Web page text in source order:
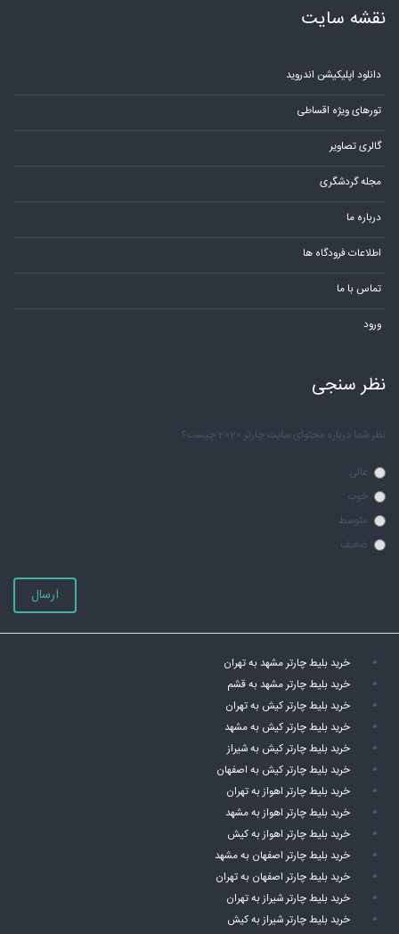
نقشه سایت
دانلود اپلیکیشن اندروید
تورهای ویژه اقساطی
گالری تصاویر
مجله گردشگری
درباره ما
اطلاعات فرودگاه ها
تماس با ما
ورود
نظر سنجی
نظر شما درباره محتوای سایت چارتر 2020 چیست؟
عالی
خوب
متوسط
ضعیف
ارسال
خرید بلیط چارتر مشهد به تهران
خرید بلیط چارتر مشهد به قشم
خرید بلیط چارتر کیش به تهران
خرید بلیط چارتر کیش به مشهد
خرید بلیط چارتر کیش به شیراز
خرید بلیط چارتر کیش به اصفهان
خرید بلیط چارتر اهواز به تهران
خرید بلیط چارتر اهواز به مشهد
خرید بلیط چارتر اهواز به کیش
خرید بلیط چارتر اصفهان به مشهد
خرید بلیط چارتر اصفهان به تهران
خرید بلیط چارتر شیراز به تهران
خرید بلیط چارتر شیراز به کیش